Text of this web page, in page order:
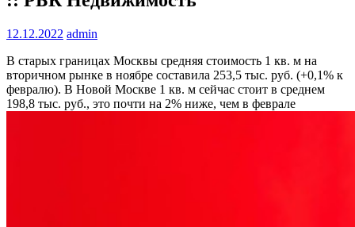
12.12.2022 admin
В старых границах Москвы средняя стоимость 1 кв. м на
вторичном рынке в ноябре составила 253,5 тыс. руб. (+0,1% к
февралю). В Новой Москве 1 кв. м сейчас стоит в среднем
198,8 тыс. руб., это почти на 2% ниже, чем в феврале